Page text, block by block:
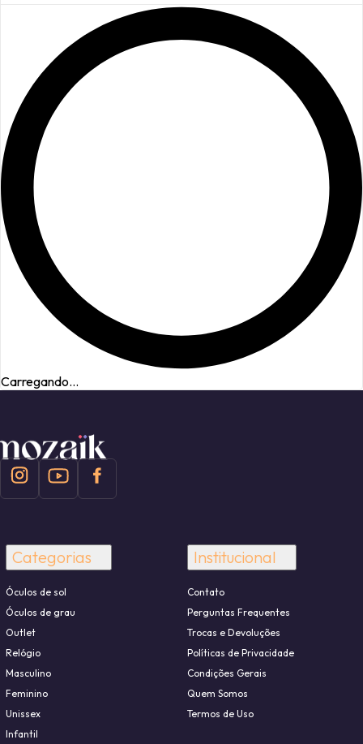
Carregando...
Categorias
Óculos de sol
Óculos de grau
Outlet
Relógio
Masculino
Feminino
Unissex
Infantil
Institucional
Contato
Perguntas Frequentes
Trocas e Devoluções
Políticas de Privacidade
Condições Gerais
Quem Somos
Termos de Uso